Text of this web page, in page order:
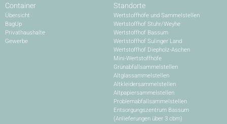
Container
Übersicht
BagUp
Privathaushalte
Gewerbe
Standorte
Wertstoffhöfe und Sammelstellen
Wertstoffhof Stuhr/Weyhe
Wertstoffhof Bassum
Wertstoffhof Sulinger Land
Wertstoffhof Diepholz-Aschen
Mini-Wertstoffhöfe
Grünabfallsammelstellen
Altglassammelstellen
Altkleidersammelstellen
Altpapiersammelstellen
Problemabfallsammelstellen
Entsorgungszentrum Bassum
(Anlieferungen über 3 cbm)